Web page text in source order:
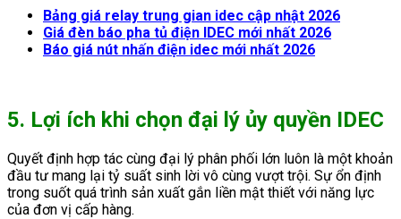
Bảng giá relay trung gian idec cập nhật 2026
Giá đèn báo pha tủ điện IDEC mới nhất 2026
Báo giá nút nhấn điện idec mới nhất 2026
5. Lợi ích khi chọn đại lý ủy quyền IDEC
Quyết định hợp tác cùng đại lý phân phối lớn luôn là một khoản
đầu tư mang lại tỷ suất sinh lời vô cùng vượt trội. Sự ổn định
trong suốt quá trình sản xuất gắn liền mật thiết với năng lực
của đơn vị cấp hàng.